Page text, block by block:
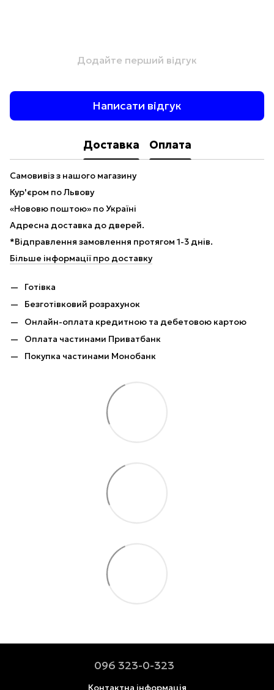
Додайте перший відгук
Написати відгук
Доставка Оплата
Самовивіз з нашого магазину
Кур'єром по Львову
«Нововю поштою» по Україні
Адресна доставка до дверей.
*Відправлення замовлення протягом 1-3 днів.
Більше інформації про доставку
Готівка
Безготівковий розрахунок
Онлайн-оплата кредитною та дебетовою картою
Оплата частинами Приватбанк
Покупка частинами Монобанк
096 323-0-323
Контактна інформація